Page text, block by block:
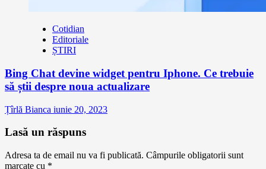
Cotidian
Editoriale
ȘTIRI
Bing Chat devine widget pentru Iphone. Ce trebuie
să știi despre noua actualizare
Țîrlă Bianca iunie 20, 2023
Lasă un răspuns
Adresa ta de email nu va fi publicată. Câmpurile obligatorii sunt
marcate cu *